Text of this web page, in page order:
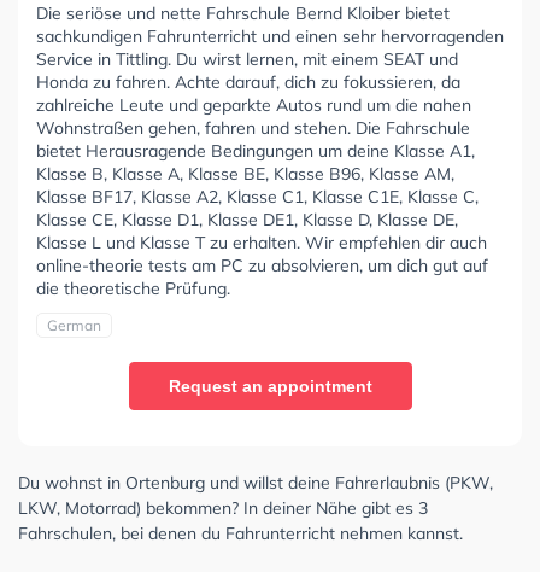
Die seriöse und nette Fahrschule Bernd Kloiber bietet
sachkundigen Fahrunterricht und einen sehr hervorragenden
Service in Tittling. Du wirst lernen, mit einem SEAT und
Honda zu fahren. Achte darauf, dich zu fokussieren, da
zahlreiche Leute und geparkte Autos rund um die nahen
Wohnstraßen gehen, fahren und stehen. Die Fahrschule
bietet Herausragende Bedingungen um deine Klasse A1,
Klasse B, Klasse A, Klasse BE, Klasse B96, Klasse AM,
Klasse BF17, Klasse A2, Klasse C1, Klasse C1E, Klasse C,
Klasse CE, Klasse D1, Klasse DE1, Klasse D, Klasse DE,
Klasse L und Klasse T zu erhalten. Wir empfehlen dir auch
online-theorie tests am PC zu absolvieren, um dich gut auf
die theoretische Prüfung.
German
Request an appointment
Du wohnst in Ortenburg und willst deine Fahrerlaubnis (PKW,
LKW, Motorrad) bekommen? In deiner Nähe gibt es 3
Fahrschulen, bei denen du Fahrunterricht nehmen kannst.